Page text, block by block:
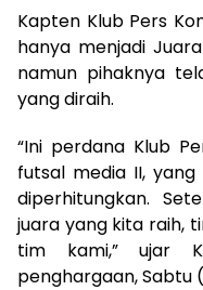
Kapten Klub Pers
hanya menjadi
namun pihaknya
yang diraih.
“Ini perdana Klub
futsal media II,
diperhitungkan.
juara yang kita raih,
tim kami,” ujar
penghargaan, Sabtu